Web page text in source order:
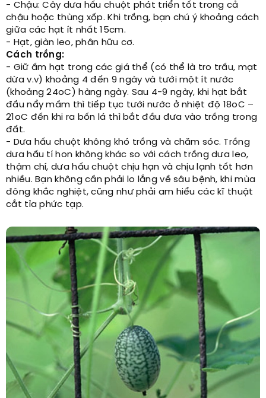
- Chậu: Cây dưa hấu chuột phát triển tốt trong cả
chậu hoặc thùng xốp. Khi trồng, bạn chú ý khoảng cách
giữa các hạt ít nhất 15cm.
- Hạt, giàn leo, phân hữu cơ.
Cách trồng:
- Giữ ấm hạt trong các giá thể (có thể là tro trấu, mạt
dừa v.v) khoảng 4 đến 9 ngày và tưới một ít nước
(khoảng 24oC) hàng ngày. Sau 4-9 ngày, khi hạt bắt
đầu nẩy mầm thì tiếp tục tưới nước ở nhiệt độ 18oC –
21oC đến khi ra bốn lá thì bắt đầu đưa vào trồng trong
đất.
- Dưa hấu chuột không khó trồng và chăm sóc. Trồng
dưa hấu tí hon không khác so với cách trồng dưa leo,
thậm chí, dưa hấu chuột chịu hạn và chịu lạnh tốt hơn
nhiều. Bạn không cần phải lo lắng về sâu bệnh, khi mùa
đông khắc nghiệt, cũng như phải am hiểu các kĩ thuật
cắt tỉa phức tạp.